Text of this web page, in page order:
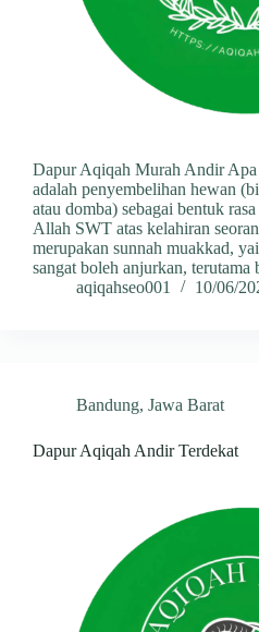
Dapur Aqiqah Murah Andir
adalah penyembelihan hewan
atau domba) sebagai bentuk
Allah SWT atas kelahiran
merupakan sunnah muakkad,
sangat boleh anjurkan,
aqiqahseo001
10/06/
Bandung, Jawa Barat
Dapur Aqiqah Andir Terdekat